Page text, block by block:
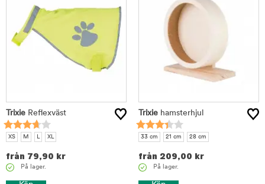
Trixie Reflexväst
XS M L XL
från 79,90 kr
På lager.
Trixie hamsterhjul
33 cm 21 cm 28 cm
från 209,00 kr
På lager.